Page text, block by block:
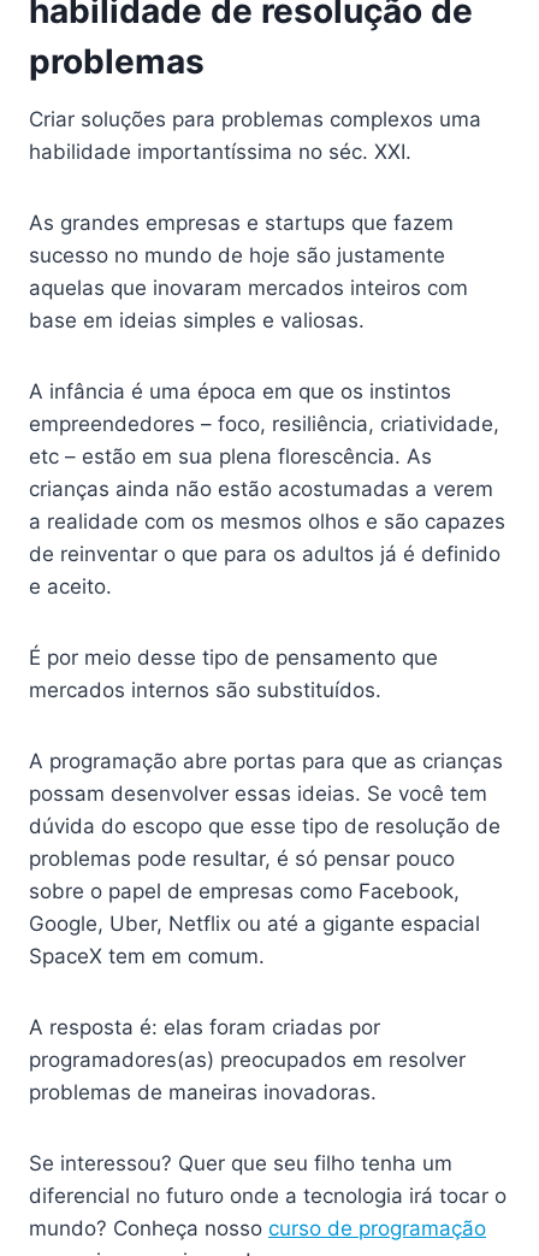
habilidade de resolução de
problemas
Criar soluções para problemas complexos uma
habilidade importantíssima no séc. XXI.
As grandes empresas e startups que fazem
sucesso no mundo de hoje são justamente
aquelas que inovaram mercados inteiros com
base em ideias simples e valiosas.
A infância é uma época em que os instintos
empreendedores – foco, resiliência, criatividade,
etc – estão em sua plena florescência. As
crianças ainda não estão acostumadas a verem
a realidade com os mesmos olhos e são capazes
de reinventar o que para os adultos já é definido
e aceito.
É por meio desse tipo de pensamento que
mercados internos são substituídos.
A programação abre portas para que as crianças
possam desenvolver essas ideias. Se você tem
dúvida do escopo que esse tipo de resolução de
problemas pode resultar, é só pensar pouco
sobre o papel de empresas como Facebook,
Google, Uber, Netflix ou até a gigante espacial
SpaceX tem em comum.
A resposta é: elas foram criadas por
programadores(as) preocupados em resolver
problemas de maneiras inovadoras.
Se interessou? Quer que seu filho tenha um
diferencial no futuro onde a tecnologia irá tocar o
mundo? Conheça nosso curso de programação